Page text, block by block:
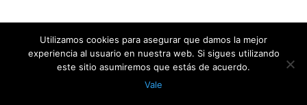
Utilizamos cookies para asegurar que damos la mejor
experiencia al usuario en nuestra web. Si sigues utilizando
este sitio asumiremos que estás de acuerdo.
Vale